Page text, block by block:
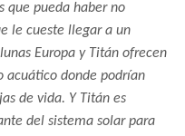
que pueda haber no
le cueste llegar a un
Europa y Titán ofrecen
acuático donde podrían
de vida. Y Titán es
del sistema solar para